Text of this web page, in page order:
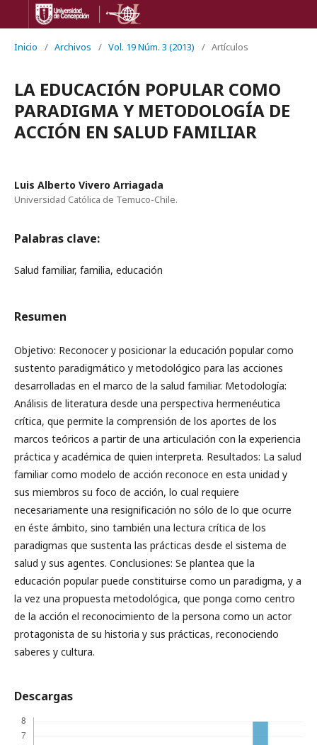
Inicio / Archivos / Vol. 19 Núm. 3 (2013) / Artículos
LA EDUCACIÓN POPULAR COMO
PARADIGMA Y METODOLOGÍA DE
ACCIÓN EN SALUD FAMILIAR
Luis Alberto Vivero Arriagada
Universidad Católica de Temuco-Chile.
Palabras clave:
Salud familiar, familia, educación
Resumen
Objetivo: Reconocer y posicionar la educación popular como
sustento paradigmático y metodológico para las acciones
desarrolladas en el marco de la salud familiar. Metodología:
Análisis de literatura desde una perspectiva hermenéutica
crítica, que permite la comprensión de los aportes de los
marcos teóricos a partir de una articulación con la experiencia
práctica y académica de quien interpreta. Resultados: La salud
familiar como modelo de acción reconoce en esta unidad y
sus miembros su foco de acción, lo cual requiere
necesariamente una resignificación no sólo de lo que ocurre
en éste ámbito, sino también una lectura crítica de los
paradigmas que sustenta las prácticas desde el sistema de
salud y sus agentes. Conclusiones: Se plantea que la
educación popular puede constituirse como un paradigma, y a
la vez una propuesta metodológica, que ponga como centro
de la acción el reconocimiento de la persona como un actor
protagonista de su historia y sus prácticas, reconociendo
saberes y cultura.
Descargas